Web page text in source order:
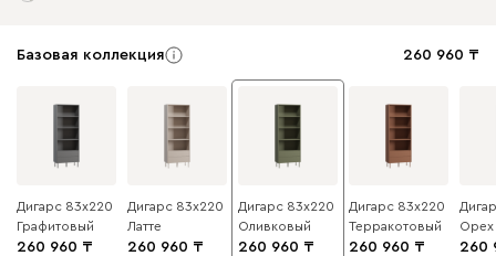
Базовая коллекция 260 960
Дигарс 83x220
Графитовый
260 960
Дигарс 83x220
Латте
260 960
Дигарс 83x220
Оливковый
260 960
Дигарс 83x220
Терракотовый
260 960
Орех
260